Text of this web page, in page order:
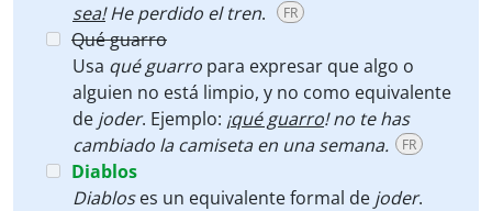
sea!He perdido el tren. FR
Qué guarro
Usa qué guarro para expresar que algo o
alguien no está limpio, y no como equivalente
de joder. Ejemplo: ¡qué guarro! no te has
cambiado la camiseta en una semana.
FR
Diablos
Diabloses un equivalente formal de joder.